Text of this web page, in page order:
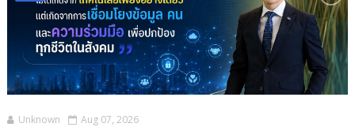
Unknown Aug 07, 2026